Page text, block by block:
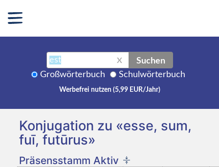
X Suchen
Großwörterbuch Schulwörterbuch
Werbefrei nutzen (5,99 EUR/Jahr)
Konjugation zu «esse, sum,
fuī, futūrus»
Präsensstamm Aktiv